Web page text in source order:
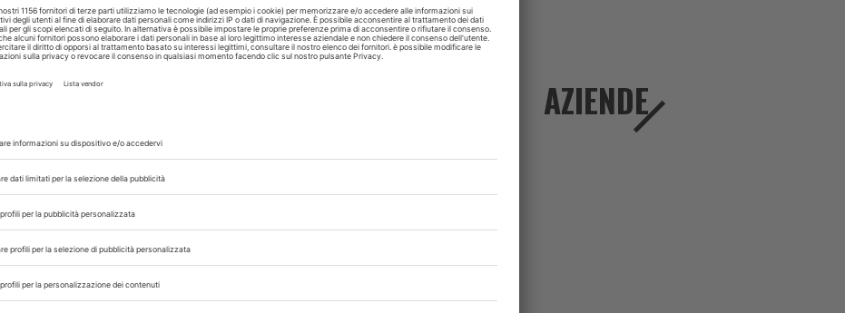
individuare e delegare i consiglieri che, per competenze
possano rappresentare al meglio la categoria nelle sedi
sottolineata l’importanza di una costante condivisione
tra tutti i componenti del Direttivo, elementi ritenuti
e tutelare gli interessi dell’intera professione
PLATINI,NICOLA GHIO
,NOMINA,PIEMONTE
con noi sui nostri canali
AZIENDE